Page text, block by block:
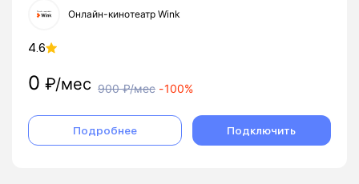
Онлайн-кинотеатр Wink
4.6
0 ₽/мес 900₽/мес -100%
Подробнее Подключить